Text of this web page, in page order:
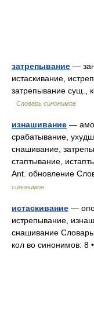
затрепывание —
истаскивание,
затрепывание сущ.,
Словарь синонимов
изнашивание —
срабатывание,
снашивание,
стаптывание,
Ant. обновление
синонимов
истаскивание —
истрепывание,
снашивание Словарь
кол во синонимов: